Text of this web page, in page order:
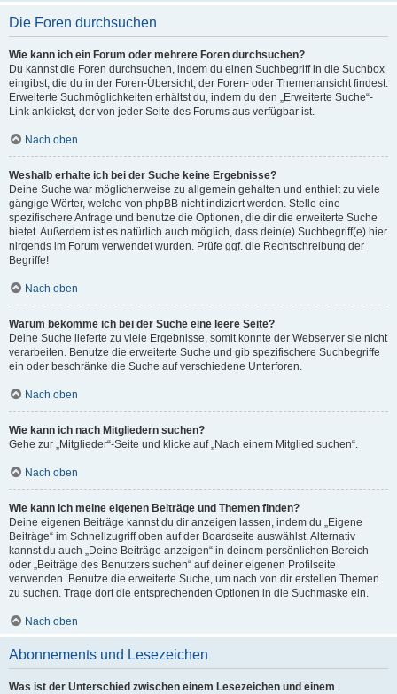
Die Foren durchsuchen
Wie kann ich ein Forum oder mehrere Foren durchsuchen?
Du kannst die Foren durchsuchen, indem du einen Suchbegriff in die Suchbox
eingibst, die du in der Foren-Übersicht, der Foren- oder Themenansicht findest.
Erweiterte Suchmöglichkeiten erhältst du, indem du den „Erweiterte Suche“-
Link anklickst, der von jeder Seite des Forums aus verfügbar ist.
Nach oben
Weshalb erhalte ich bei der Suche keine Ergebnisse?
Deine Suche war möglicherweise zu allgemein gehalten und enthielt zu viele
gängige Wörter, welche von phpBB nicht indiziert werden. Stelle eine
spezifischere Anfrage und benutze die Optionen, die dir die erweiterte Suche
bietet. Außerdem ist es natürlich auch möglich, dass dein(e) Suchbegriff(e) hier
nirgends im Forum verwendet wurden. Prüfe ggf. die Rechtschreibung der
Begriffe!
Nach oben
Warum bekomme ich bei der Suche eine leere Seite?
Deine Suche lieferte zu viele Ergebnisse, somit konnte der Webserver sie nicht
verarbeiten. Benutze die erweiterte Suche und gib spezifischere Suchbegriffe
ein oder beschränke die Suche auf verschiedene Unterforen.
Nach oben
Wie kann ich nach Mitgliedern suchen?
Gehe zur „Mitglieder“-Seite und klicke auf „Nach einem Mitglied suchen“.
Nach oben
Wie kann ich meine eigenen Beiträge und Themen finden?
Deine eigenen Beiträge kannst du dir anzeigen lassen, indem du „Eigene
Beiträge“ im Schnellzugriff oben auf der Boardseite auswählst. Alternativ
kannst du auch „Deine Beiträge anzeigen“ in deinem persönlichen Bereich
oder „Beiträge des Benutzers suchen“ auf deiner eigenen Profilseite
verwenden. Benutze die erweiterte Suche, um nach von dir erstellen Themen
zu suchen. Trage dort die entsprechenden Optionen in die Suchmaske ein.
Nach oben
Abonnements und Lesezeichen
Was ist der Unterschied zwischen einem Lesezeichen und einem